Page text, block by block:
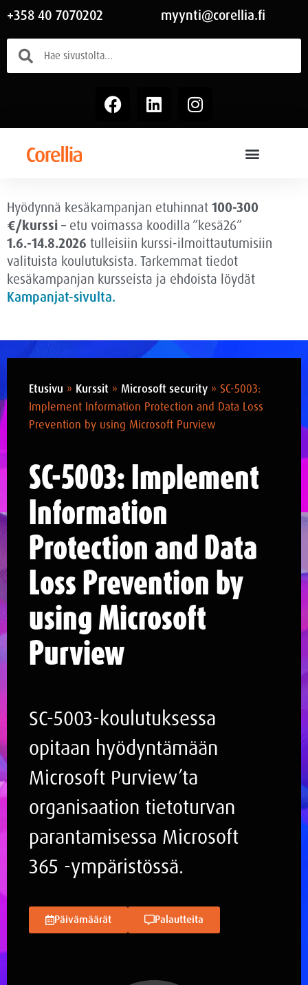
+358 40 7070202 myynti@corellia.fi
Hyödynnä kesäkampanjan etuhinnat 100-300
€/kurssi – etu voimassa koodilla ”kesä26”
1.6.-14.8.2026 tulleisiin kurssi-ilmoittautumisiin
valituista koulutuksista. Tarkemmat tiedot
kesäkampanjan kursseista ja ehdoista löydät
Kampanjat-sivulta.
Etusivu » Kurssit » Microsoft security » SC-5003:
Implement Information Protection and Data Loss
Prevention by using Microsoft Purview
SC-5003: Implement
Information
Protection and Data
Loss Prevention by
using Microsoft
Purview
SC-5003-koulutuksessa
opitaan hyödyntämään
Microsoft Purview’ta
organisaation tietoturvan
parantamisessa Microsoft
365 -ympäristössä.
Päivämäärät Palautteita